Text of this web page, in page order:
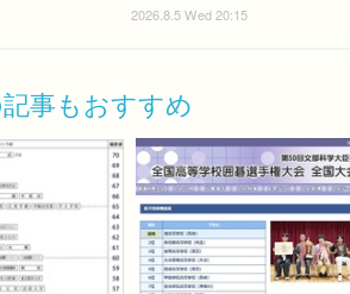
2026.8.5 Wed 20:15
事もおすすめ